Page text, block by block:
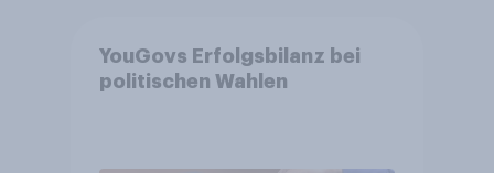
YouGovs Erfolgsbilanz bei
politischen Wahlen